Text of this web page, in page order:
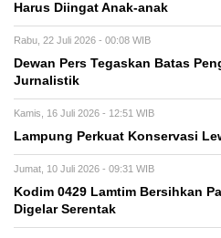
Harus Diingat Anak-anak
Rabu, 22 Juli 2026 - 00:08 WIB
Dewan Pers Tegaskan Batas
Jurnalistik
Kamis, 16 Juli 2026 - 12:51 WIB
Lampung Perkuat Konservasi
Jumat, 10 Juli 2026 - 09:31 WIB
Kodim 0429 Lamtim Bersihkan
Digelar Serentak